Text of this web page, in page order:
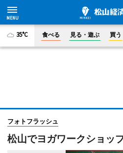
35°C 食べる 見る・遊ぶ 買う
フォトフラッシュ
松山でヨガワークショッ